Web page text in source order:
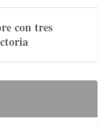
con tres